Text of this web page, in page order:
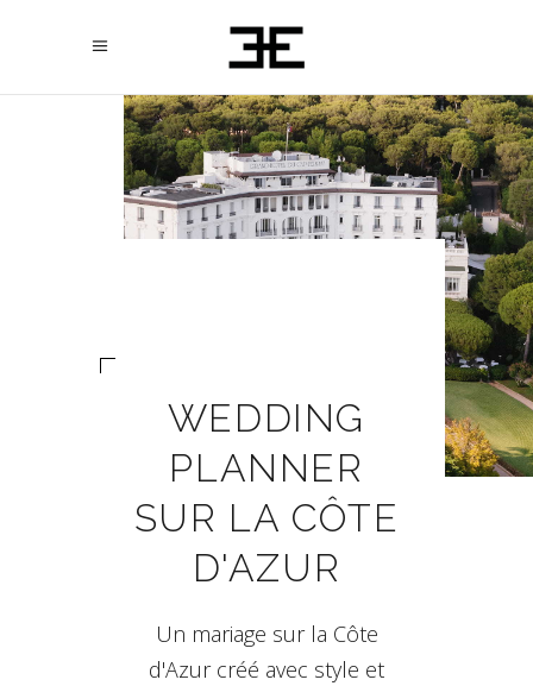
WEDDING
PLANNER
SUR LA CÔTE
D'AZUR
Un mariage sur la Côte
d'Azur créé avec style et